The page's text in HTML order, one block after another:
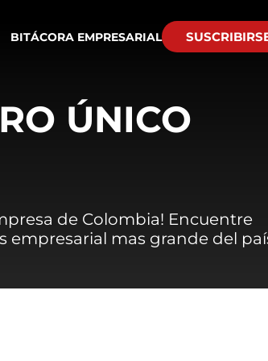
BITÁCORA EMPRESARIAL
ÚNICO
de Colombia! Encuentre
empresarial mas grande del